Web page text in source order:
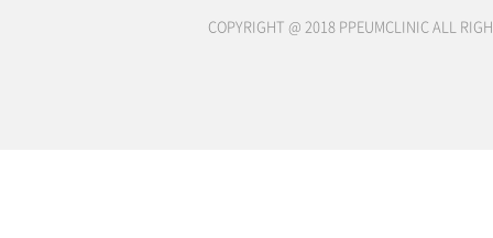
COPYRIGHT @ 2018 PPEUMCLINIC ALL